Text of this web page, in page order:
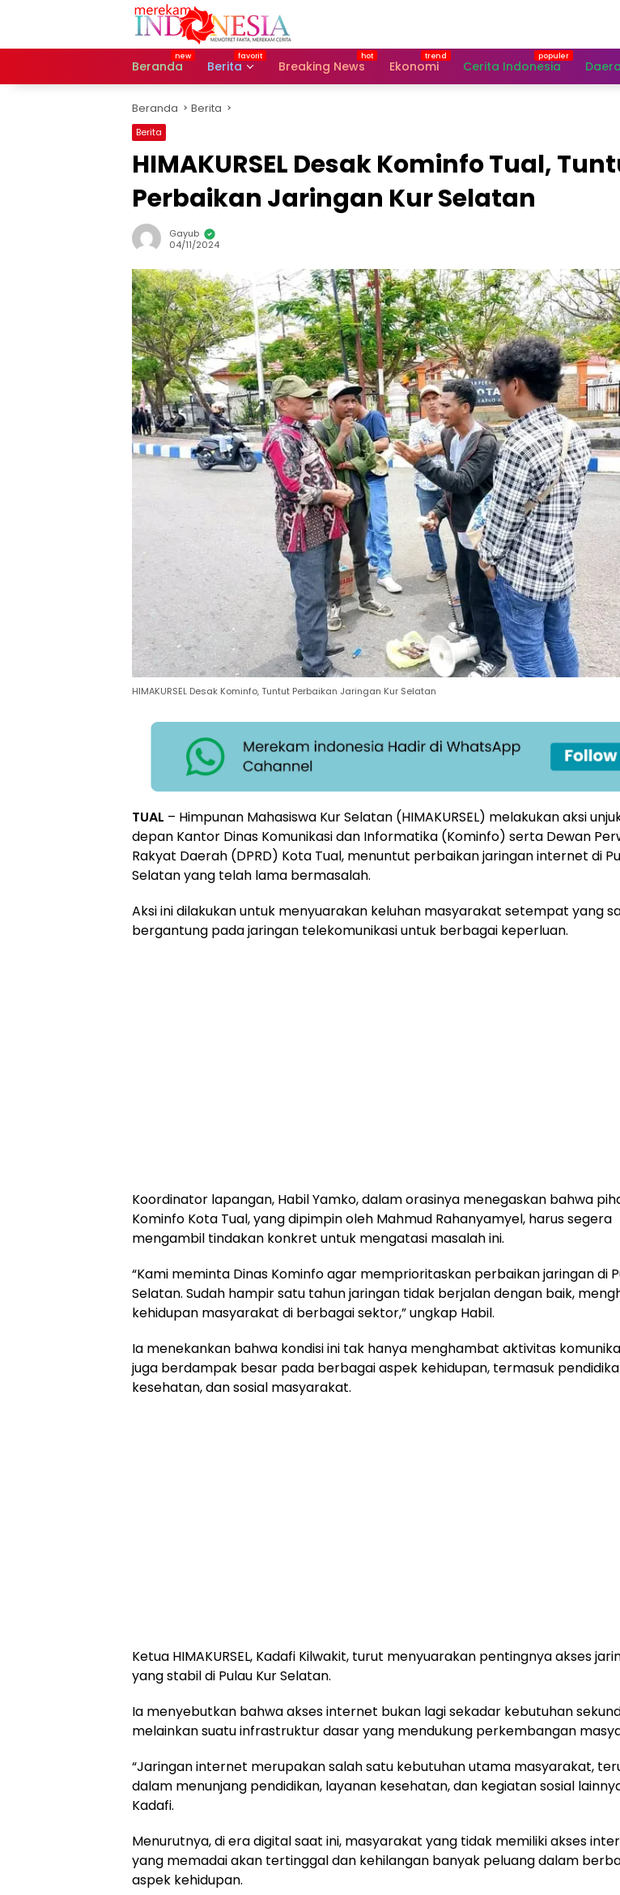
Beranda Berita Breaking News Ekonomi Cerita Indonesia
Beranda Berita
Berita
HIMAKURSEL Desak Kominfo Tual,
Perbaikan Jaringan Kur Selatan
Gayub
04/11/2024
HIMAKURSEL Desak Kominfo, Tuntut Perbaikan Jaringan Kur Selatan
TUAL – Himpunan Mahasiswa Kur Selatan (HIMAKURSEL) melakukan aksi
depan Kantor Dinas Komunikasi dan Informatika (Kominfo) serta Dewan
Rakyat Daerah (DPRD) Kota Tual, menuntut perbaikan jaringan internet di
Selatan yang telah lama bermasalah.
Aksi ini dilakukan untuk menyuarakan keluhan masyarakat setempat yang
bergantung pada jaringan telekomunikasi untuk berbagai keperluan.
Koordinator lapangan, Habil Yamko, dalam orasinya menegaskan bahwa
Kominfo Kota Tual, yang dipimpin oleh Mahmud Rahanyamyel, harus segera
mengambil tindakan konkret untuk mengatasi masalah ini.
“Kami meminta Dinas Kominfo agar memprioritaskan perbaikan jaringan di
Selatan. Sudah hampir satu tahun jaringan tidak berjalan dengan baik,
kehidupan masyarakat di berbagai sektor,” ungkap Habil.
Ia menekankan bahwa kondisi ini tak hanya menghambat aktivitas
juga berdampak besar pada berbagai aspek kehidupan, termasuk
kesehatan, dan sosial masyarakat.
Ketua HIMAKURSEL, Kadafi Kilwakit, turut menyuarakan pentingnya akses
yang stabil di Pulau Kur Selatan.
Ia menyebutkan bahwa akses internet bukan lagi sekadar kebutuhan
melainkan suatu infrastruktur dasar yang mendukung perkembangan
“Jaringan internet merupakan salah satu kebutuhan utama masyarakat,
dalam menunjang pendidikan, layanan kesehatan, dan kegiatan sosial
Kadafi.
Menurutnya, di era digital saat ini, masyarakat yang tidak memiliki akses
yang memadai akan tertinggal dan kehilangan banyak peluang dalam
aspek kehidupan.